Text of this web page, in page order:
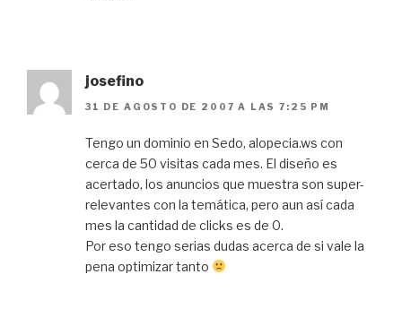
josefino
31 DE AGOSTO DE 2007 A LAS 7:25 PM
Tengo un dominio en Sedo, alopecia.ws con
cerca de 50 visitas cada mes. El diseño es
acertado, los anuncios que muestra son super-
relevantes con la temática, pero aun así cada
mes la cantidad de clicks es de 0.
Por eso tengo serias dudas acerca de si vale la
pena optimizar tanto